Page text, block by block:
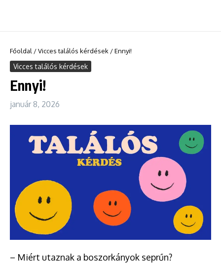
Főoldal /Vicces találós kérdések /Ennyi!
Vicces találós kérdések
Ennyi!
január 8, 2026
– Miért utaznak a boszorkányok seprűn?